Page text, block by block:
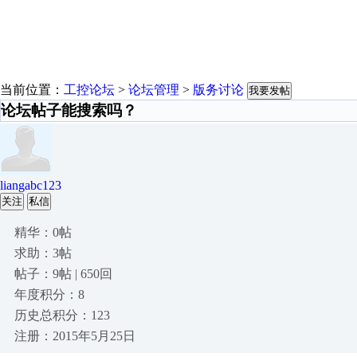
当前位置： 工控论坛 > 论坛管理 > 版务讨论 我要发帖
论坛帖子能搜索吗？
liangabc123
关注 私信
精华：0帖
求助：3帖
帖子：9帖 | 650回
年度积分：8
历史总积分：123
注册：2015年5月25日